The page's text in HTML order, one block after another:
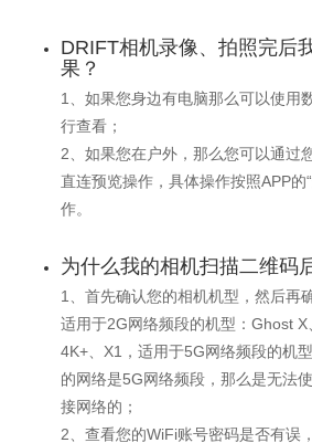
DRIFT相机录像、拍照完后
果？
1、如果您身边有电脑那么可以使用
行查看；
2、如果您在户外，那么您可以通过
直连预览操作，具体操作按照APP的
作。
为什么我的相机扫描二维码
1、首先确认您的相机机型，然后再
适用于2G网络频段的机型：Ghost
4K+、X1，适用于5G网络频段的机
的网络是5G网络频段，那么是无法
接网络的；
2、查看您的WiFi账号密码是否有误